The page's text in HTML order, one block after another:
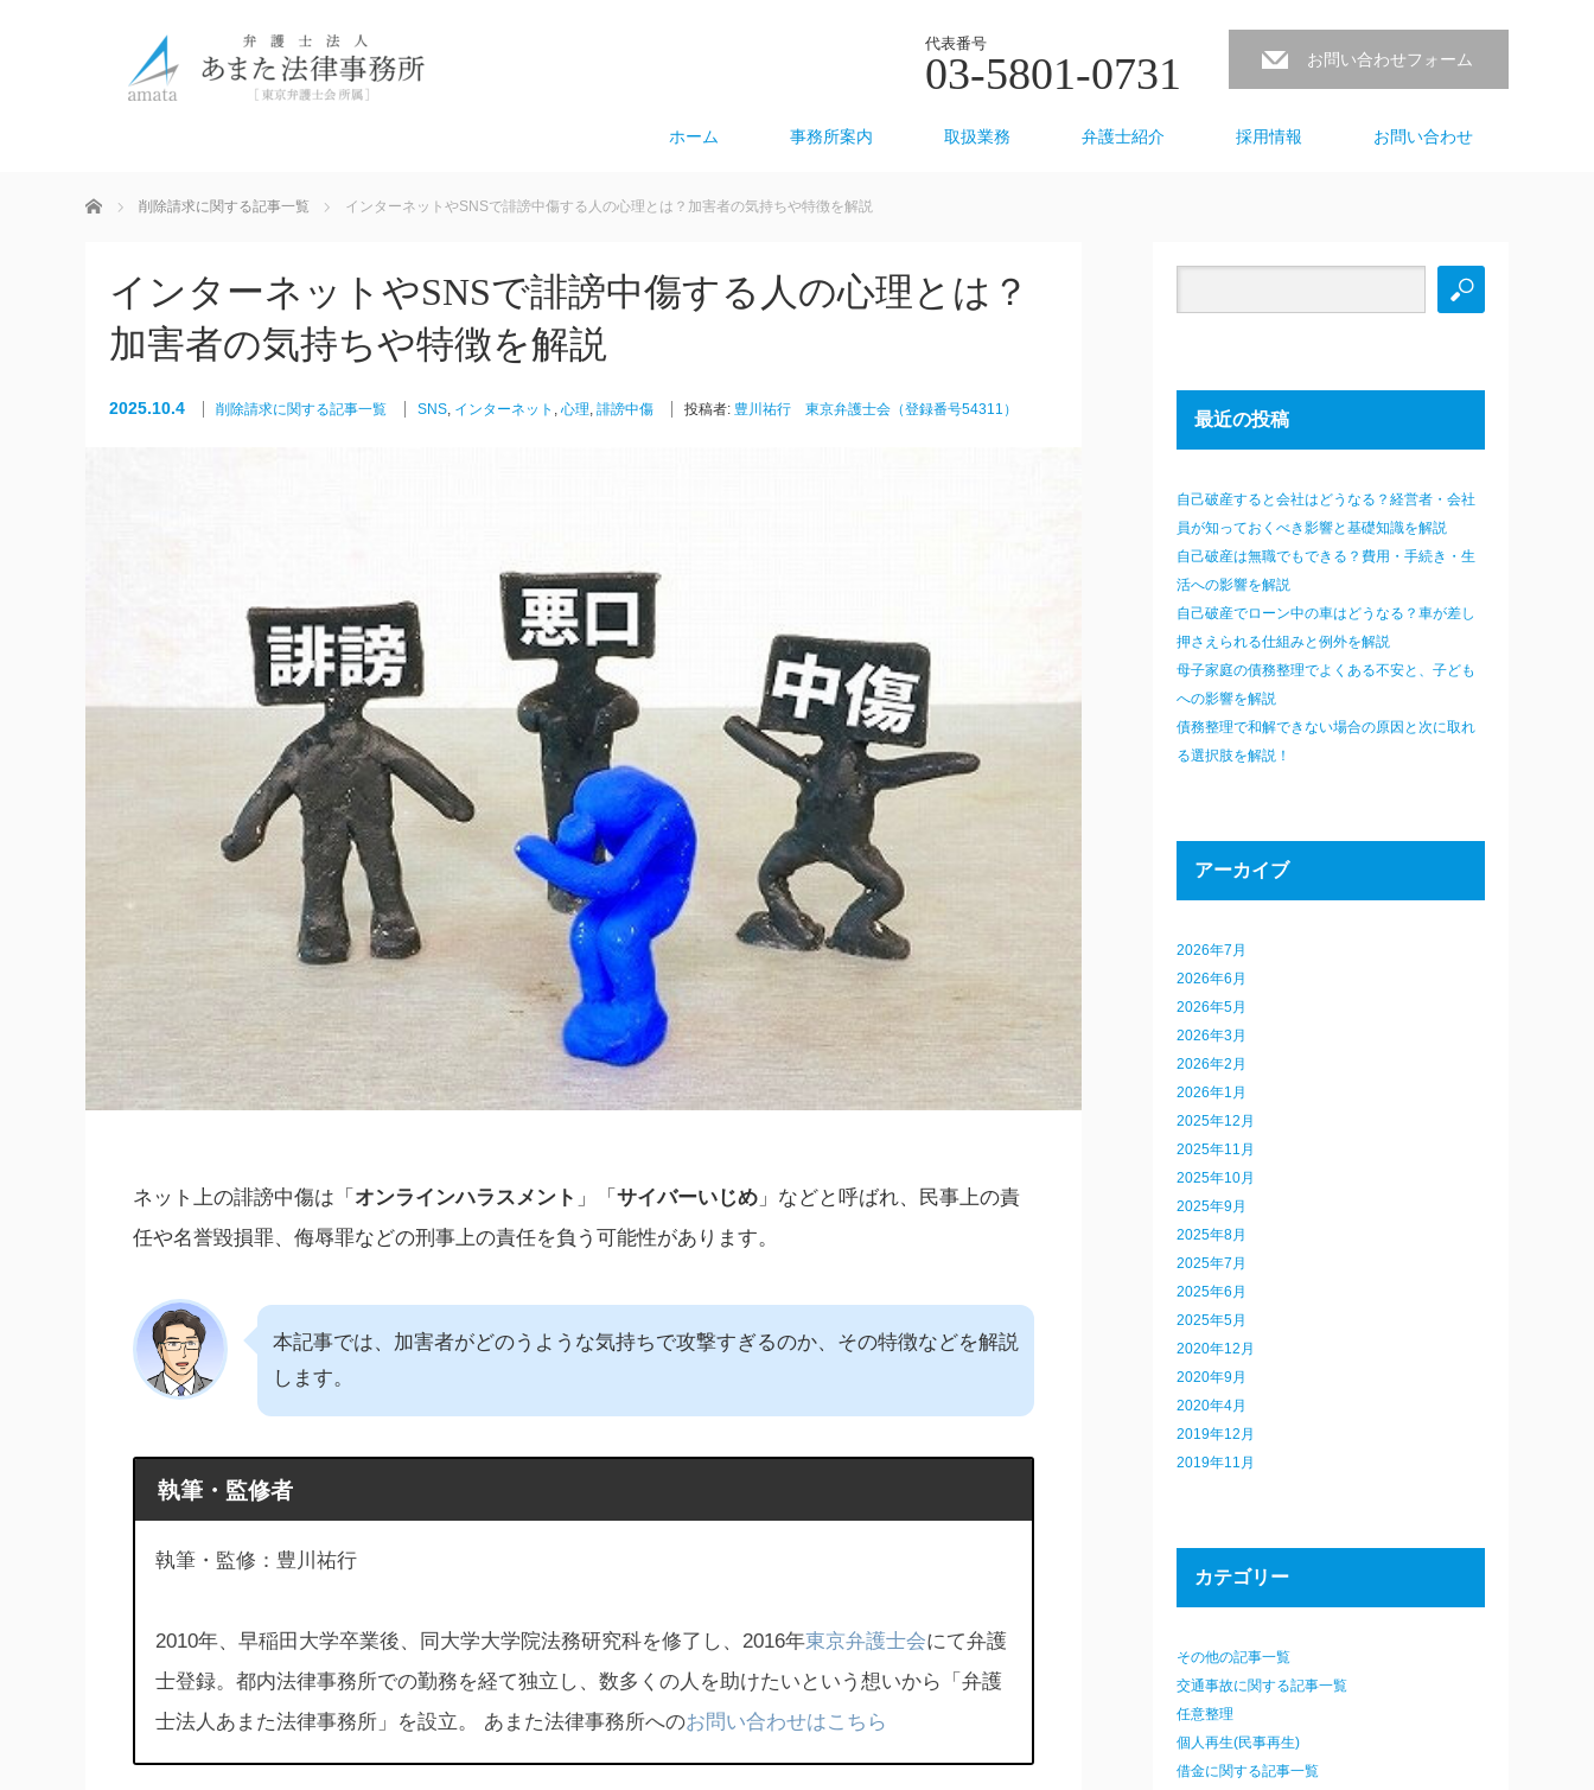
代表番号
03-5801-0731 お問い合わせフォーム
ホーム 事務所案内 取扱業務 弁護士紹介 採用情報 お問い合わせ
ホーム 削除請求に関する記事一覧 インターネットやSNSで誹謗中傷する人の心理とは？加害者の気持ちや特徴を解説
インターネットやSNSで誹謗中傷する人の心理とは？
加害者の気持ちや特徴を解説
2025.10.4 削除請求に関する記事一覧 SNS, インターネット , 心理, 誹謗中傷 投稿者: 豊川祐行 東京弁護士会（登録番号54311）
ネット上の誹謗中傷は「 オンラインハラスメント 」「 サイバーいじめ 」などと呼ばれ、民事上の責
任や名誉毀損罪、侮辱罪などの刑事上の責任を負う可能性があります。
本記事では、加害者がどのうような気持ちで攻撃すぎるのか、その特徴などを解説
します。
執筆・監修者
執筆・監修：豊川祐行
2010年、早稲田大学卒業後、同大学大学院法務研究科を修了し、2016年東京弁護士会にて弁護
士登録。都内法律事務所での勤務を経て独立し、数多くの人を助けたいという想いから「弁護
士法人あまた法律事務所」を設立。 あまた法律事務所へのお問い合わせはこちら
最近の投稿
自己破産すると会社はどうなる？経営者・会社
員が知っておくべき影響と基礎知識を解説
自己破産は無職でもできる？費用・手続き・生
活への影響を解説
自己破産でローン中の車はどうなる？車が差し
押さえられる仕組みと例外を解説
母子家庭の債務整理でよくある不安と、子ども
への影響を解説
債務整理で和解できない場合の原因と次に取れ
る選択肢を解説！
アーカイブ
2026年7月
2026年6月
2026年5月
2026年3月
2026年2月
2026年1月
2025年12月
2025年11月
2025年10月
2025年9月
2025年8月
2025年7月
2025年6月
2025年5月
2020年12月
2020年9月
2020年4月
2019年12月
2019年11月
カテゴリー
その他の記事一覧
交通事故に関する記事一覧
任意整理
個人再生(民事再生)
借金に関する記事一覧